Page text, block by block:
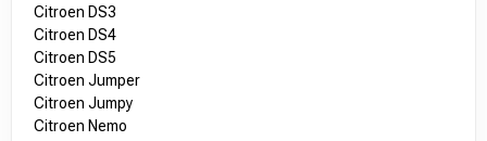
Citroen DS3
Citroen DS4
Citroen DS5
Citroen Jumper
Citroen Jumpy
Citroen Nemo